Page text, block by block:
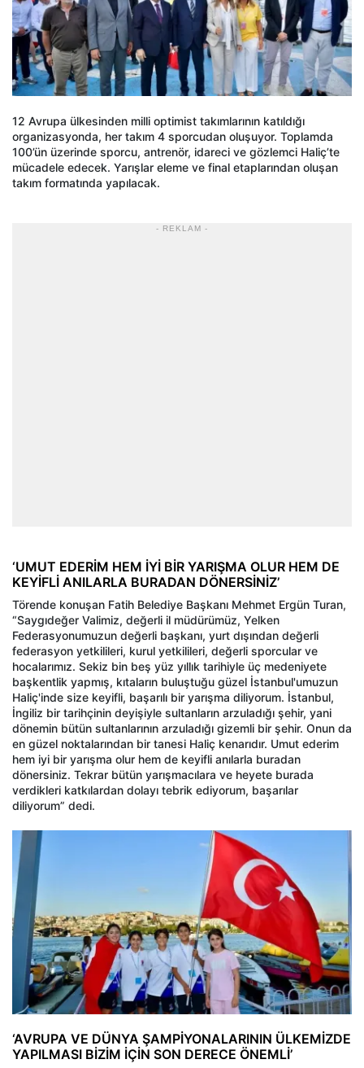
12 Avrupa ülkesinden milli optimist takımlarının katıldığı
organizasyonda, her takım 4 sporcudan oluşuyor. Toplamda
100’ün üzerinde sporcu, antrenör, idareci ve gözlemci Haliç’te
mücadele edecek. Yarışlar eleme ve final etaplarından oluşan
takım formatında yapılacak.
- REKLAM -
‘UMUT EDERİM HEM İYİ BİR YARIŞMA OLUR HEM DE
KEYİFLİ ANILARLA BURADAN DÖNERSİNİZ’
Törende konuşan Fatih Belediye Başkanı Mehmet Ergün Turan,
“Saygıdeğer Valimiz, değerli il müdürümüz, Yelken
Federasyonumuzun değerli başkanı, yurt dışından değerli
federasyon yetkilileri, kurul yetkilileri, değerli sporcular ve
hocalarımız. Sekiz bin beş yüz yıllık tarihiyle üç medeniyete
başkentlik yapmış, kıtaların buluştuğu güzel İstanbul'umuzun
Haliç'inde size keyifli, başarılı bir yarışma diliyorum. İstanbul,
İngiliz bir tarihçinin deyişiyle sultanların arzuladığı şehir, yani
dönemin bütün sultanlarının arzuladığı gizemli bir şehir. Onun da
en güzel noktalarından bir tanesi Haliç kenarıdır. Umut ederim
hem iyi bir yarışma olur hem de keyifli anılarla buradan
dönersiniz. Tekrar bütün yarışmacılara ve heyete burada
verdikleri katkılardan dolayı tebrik ediyorum, başarılar
diliyorum” dedi.
‘AVRUPA VE DÜNYA ŞAMPİYONALARININ ÜLKEMİZDE
YAPILMASI BİZİM İÇİN SON DERECE ÖNEMLİ’